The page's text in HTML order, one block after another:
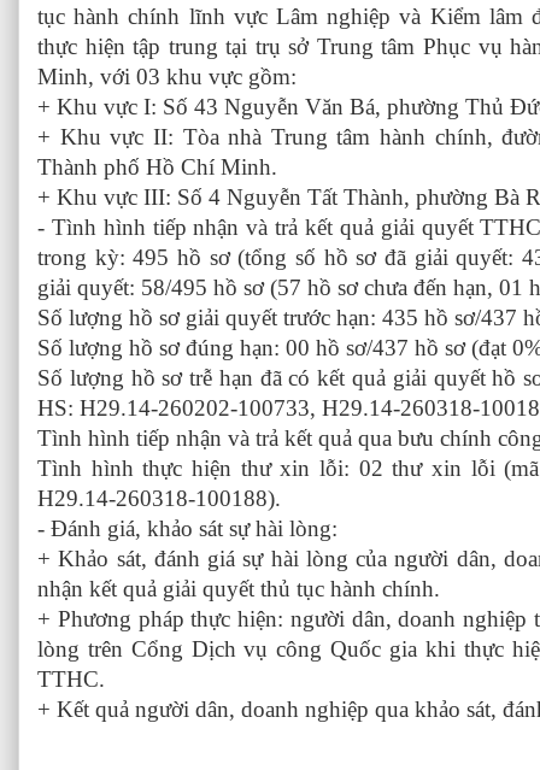
tục hành chính lĩnh vực Lâm nghiệp và Kiểm lâm
thực hiện tập trung tại trụ sở Trung tâm Phục vụ
Minh, với 03 khu vực gồm:
+ Khu vực I: Số 43 Nguyễn Văn Bá, phường Thủ
+ Khu vực II: Tòa nhà Trung tâm hành chính,
Thành phố Hồ Chí Minh.
+ Khu vực III: Số 4 Nguyễn Tất Thành, phường Bà
- Tình hình tiếp nhận và trả kết quả giải quyết
trong kỳ: 495 hồ sơ (tổng số hồ sơ đã giải quyết:
giải quyết: 58/495 hồ sơ (57 hồ sơ chưa đến hạn, 01
Số lượng hồ sơ giải quyết trước hạn: 435 hồ sơ/437
Số lượng hồ sơ đúng hạn: 00 hồ sơ/437 hồ sơ (đạt
Số lượng hồ sơ trễ hạn đã có kết quả giải quyết hồ
HS: H29.14-260202-100733, H29.14-260318-
Tình hình tiếp nhận và trả kết quả qua bưu chính
Tình hình thực hiện thư xin lỗi: 02 thư xin lỗi (mã
H29.14-260318-100188).
- Đánh giá, khảo sát sự hài lòng:
+ Khảo sát, đánh giá sự hài lòng của người dân,
nhận kết quả giải quyết thủ tục hành chính.
+ Phương pháp thực hiện: người dân, doanh nghiệp
lòng trên Cổng Dịch vụ công Quốc gia khi thực
TTHC.
+ Kết quả người dân, doanh nghiệp qua khảo sát,